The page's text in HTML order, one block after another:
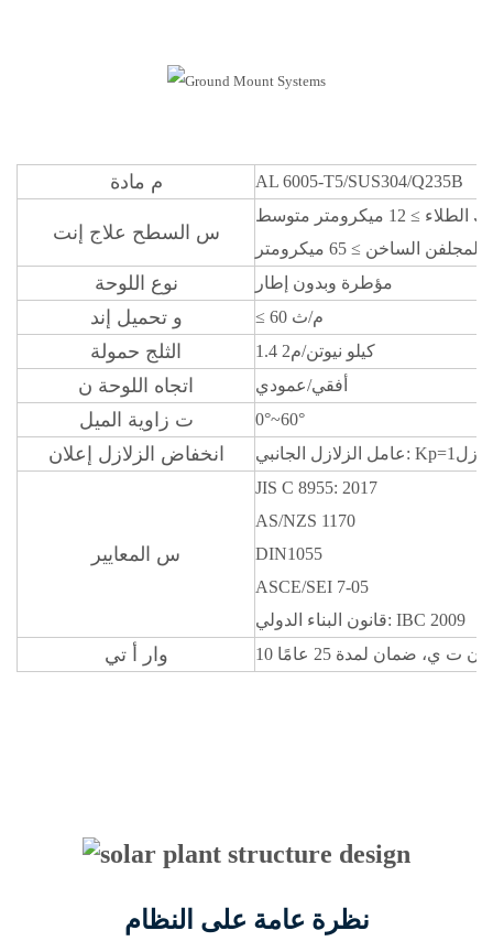
م مادة AL 6005-T5/SUS304/Q235B
س السطح علاج إنت
الطلاء ≥ 12 ميكرومتر
متوسط
المجلفن الساخن ≥ 65 ميكرومتر
نوع اللوحة مؤطرة وبدون إطار
وتحميل إند ≤ 60 م/ث
الثلج حمولة 1.4 كيلو نيوتن/م2
اتجاه اللوحة ن أفقي/عمودي
ت زاوية الميل 0°~60°
انخفاض الزلازل إعلان
س المعايير
JIS C 8955: 2017
AS/NZS 1170
DIN1055
ASCE/SEI 7-05
قانون البناء الدولي: IBC 2009
وار أتي ن ت ي، ضمان لمدة 25 عامًا
نظرة عامة على النظام